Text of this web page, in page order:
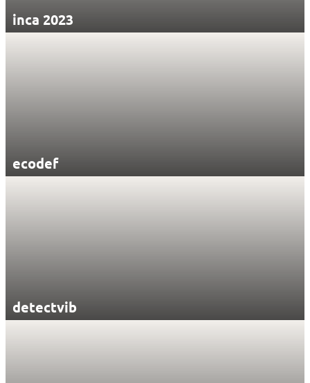
inca 2023
ecodef
detectvib